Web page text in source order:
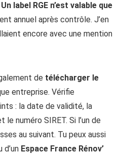
Un label RGE n’est valable que
annuel après contrôle. J’en
encore avec une mention
de télécharger le
entreprise. Vérifie
: la date de validité, la
numéro SIRET. Si l’un de
au suivant. Tu peux aussi
d’un Espace France Rénov’